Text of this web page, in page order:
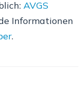
AVGS
Informationen
.